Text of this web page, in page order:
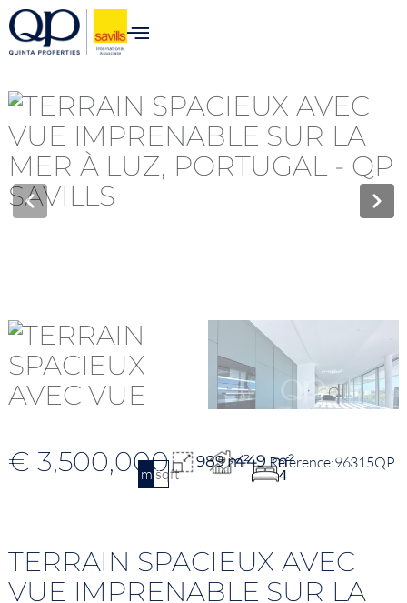
€ 3,500,000
m2sqft
989 m²449 m²
4
96315QP
TERRAIN SPACIEUX AVEC
VUE IMPRENABLE SUR LA